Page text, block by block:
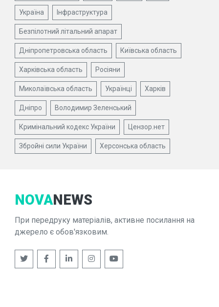
Україна Інфраструктура
Безпілотний літальний апарат
Дніпропетровська область Київська область
Харківська область Росіяни
Миколаївська область Українці Харків
Дніпро Володимир Зеленський
Кримінальний кодекс України Цензор.нет
Збройні сили України Херсонська область
NOVANEWS
При передруку матеріалів, активне посилання на
джерело є обов'язковим.